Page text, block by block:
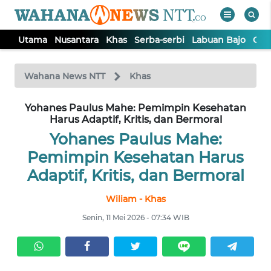
Utama Nusantara Khas Serba-serbi Labuan Bajo
Wahana News NTT Khas
Yohanes Paulus Mahe: Pemimpin Kesehatan
Harus Adaptif, Kritis, dan Bermoral
Yohanes Paulus Mahe:
Pemimpin Kesehatan Harus
Adaptif, Kritis, dan Bermoral
Wiliam - Khas
Senin, 11 Mei 2026 - 07:34 WIB
TV
Tutup
UTAMA
NUSANTARA
KHAS
LABUAN